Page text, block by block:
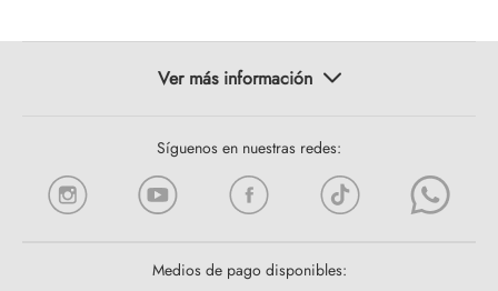
Síguenos en nuestras redes:
Medios de pago disponibles: